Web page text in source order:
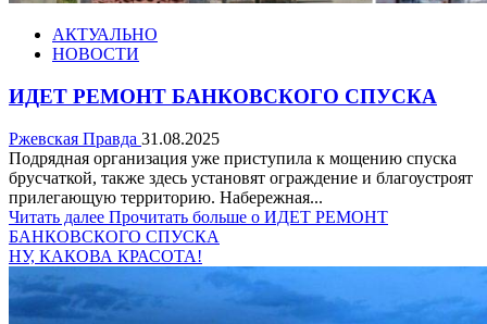
АКТУАЛЬНО
НОВОСТИ
ИДЕТ РЕМОНТ БАНКОВСКОГО СПУСКА
Ржевская Правда 31.08.2025
Подрядная организация уже приступила к мощению спуска
брусчаткой, также здесь установят ограждение и благоустроят
прилегающую территорию. Набережная...
Читать далее Прочитать больше о ИДЕТ РЕМОНТ
БАНКОВСКОГО СПУСКА
НУ, КАКОВА КРАСОТА!